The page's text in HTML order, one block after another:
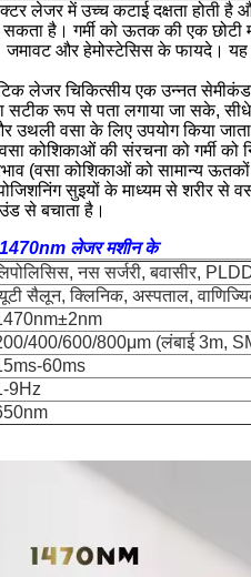
लेजर में उच्च कटाई दक्षता होती है
सकता है। गर्मी को ऊतक की एक
जमावट और हेमोस्टेसिस के फायदे।
लेजर चिकित्सीय एक उन्नत
सटीक रूप से पता लगाया जा सके,
उथली वसा के लिए उपयोग किया
कोशिकाओं की संरचना को गर्मी
(वसा कोशिकाओं को सामान्य
सुइयों के माध्यम से शरीर से
से बचाता है।
1470nm लेजर मशीन के
नस सर्जरी, बवासीर,
सैलून, क्लिनिक, अस्पताल,
400/600/800μm (लंबाई 3m,
60ms
9Hz